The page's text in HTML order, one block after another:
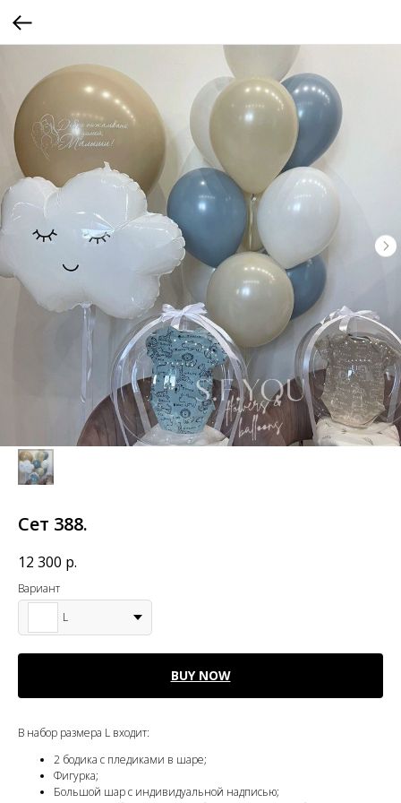
Сет 388.
12 300 р.
Вариант
L
BUY NOW
В набор размера L входит:
2 бодика с пледиками в шаре;
Фигурка;
Большой шар с индивидуальной надписью;